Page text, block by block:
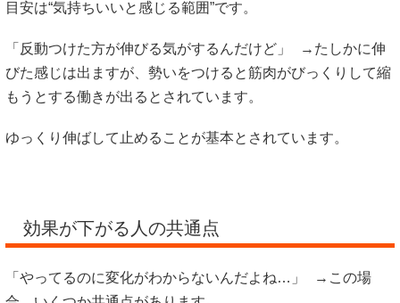
目安は“気持ちいいと感じる範囲”です。
「反動つけた方が伸びる気がするんだけど」 →たしかに伸
びた感じは出ますが、勢いをつけると筋肉がびっくりして縮
もうとする働きが出るとされています。
ゆっくり伸ばして止めることが基本とされています。
効果が下がる人の共通点
「やってるのに変化がわからないんだよね…」 →この場